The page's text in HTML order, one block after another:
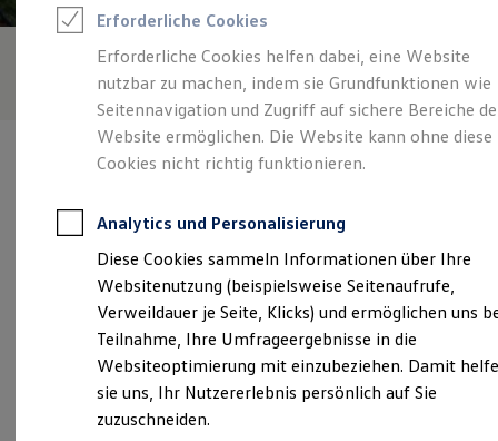
Leasing
Leasing-Angebote
Gebrauchtwagen Leasing
Junge Gebrauchtwagen-Leasing
Elektroauto Leasing
Kleinwagen-Leasing
Leasing ohne Anzahlung
Finanzierung
Kfz-Versicherung
Restschuldversicherungen
Garantien
Wartungsverträge
Geschäftskunden
Professional Class bei Volkswagen
Großkunden
Behörden
Direktkunden
Sonderfahrzeuge
Anpfiff zum Gewinn
Verantwortlich für die Inhalte auf dieser Seite ist die Autohaus
Willy Ernst GmbH (Impressum & Rechtliches)
Neustadter Straße 14, 96450 Coburg
Erforderliche Cookies
Erforderliche Cookies helfen dabei, eine Website
nutzbar zu machen, indem sie Grundfunktionen wie
Seitennavigation und Zugriff auf sichere Bereiche
Website ermöglichen. Die Website kann ohne diese
Cookies nicht richtig funktionieren.
Analytics und Personalisierung
Diese Cookies sammeln Informationen über Ihre
Websitenutzung (beispielsweise Seitenaufrufe,
Verweildauer je Seite, Klicks) und ermöglichen uns
Teilnahme, Ihre Umfrageergebnisse in die
Websiteoptimierung mit einzubeziehen. Damit
sie uns, Ihr Nutzererlebnis persönlich auf Sie
zuzuschneiden.